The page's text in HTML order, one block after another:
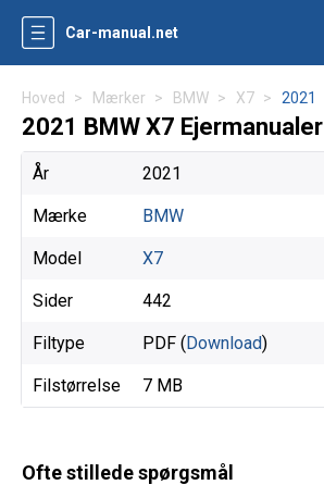
Car-manual.net
Hoved Mærker BMW X7 2021
2021 BMW X7 Ejermanualer
År 2021
Mærke BMW
Model X7
Sider 442
Filtype PDF (Download)
Filstørrelse 7 MB
Ofte stillede spørgsmål